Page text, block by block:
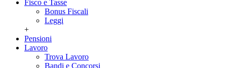
Fisco e Tasse
Bonus Fiscali
Leggi
+
Pensioni
Lavoro
Trova Lavoro
Bandi e Concorsi